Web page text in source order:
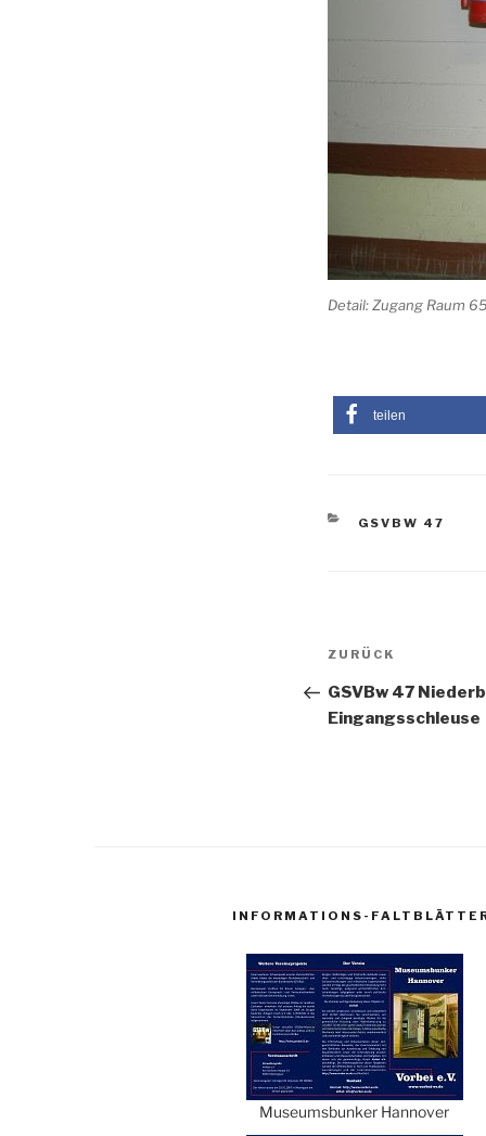
Detail: Zugang Raum
teilen
KATEGORIEN
GSVBW 47
Vorheriger
ZURÜCK
GSVBw 47
Eingangsschleuse
INFORMATIONS-
Museumsbunker Hannover